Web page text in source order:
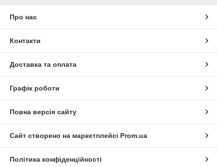
Про нас
Контакти
Доставка та оплата
Графік роботи
Повна версія сайту
Сайт створено на маркетплейсі Prom.ua
Політика конфіденційності